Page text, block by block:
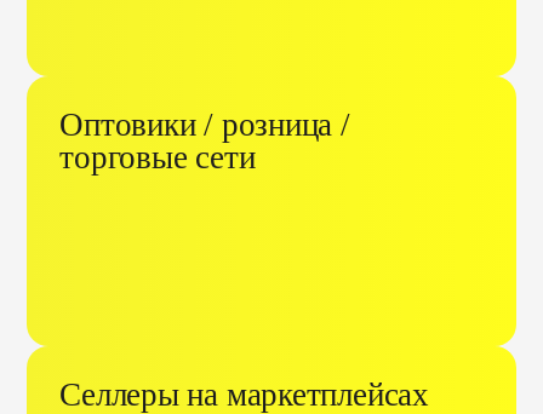
Оптовики / розница /
торговые сети
Селлеры на маркетплейсах